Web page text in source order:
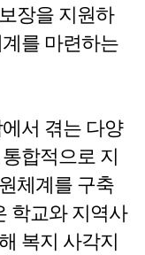
장을 지원하
를 마련하는
서 겪는 다양
합적으로 지
체계를 구축
학교와 지역사
복지 사각지